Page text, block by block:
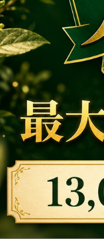
お問い合わせ内容*
問い合わせの返答
ご注文に関するお問い合わ